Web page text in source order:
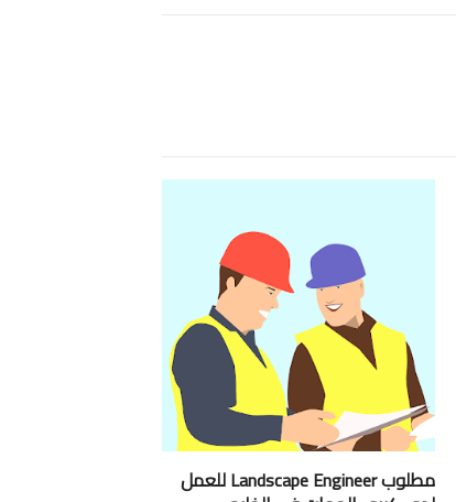
مطلوب Landscape Engineer للعمل